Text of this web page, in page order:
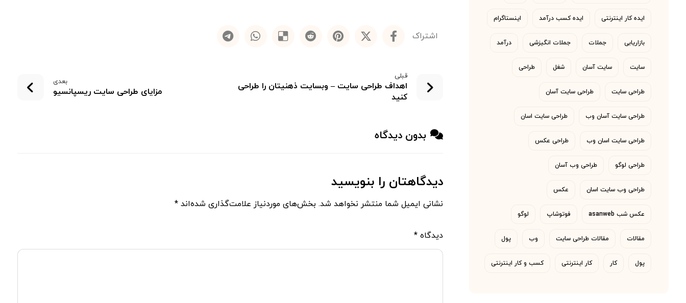
قبلی
اهداف طراحی سایت – وبسایت ذهنیتان را طراحی
کنید
بعدی
مزایای طراحی سایت ریسپانسیو
بدون دیدگاه
دیدگاهتان را بنویسید
نشانی ایمیل شما منتشر نخواهد شد. بخش‌های موردنیاز علامت‌گذاری شده‌اند*
دیدگاه*
ایده کار اینترنتی ایده کسب درآمد اینستاگرام
بازاریابی جملات جملات انگیزشی درآمد
سایت سایت آسان شغل طراحی
طراحی سایت طراحی سایت آسان
طراحی سایت آسان وب طراحی سایت اسان
طراحی سایت اسان وب طراحی عکس
طراحی لوگو طراحی وب آسان
طراحی وب سایت اسان عکس
عکس شب asanweb فوتوشاپ لوگو
مقالات مقالات طراحی سایت وب پول
پول کار کار اینترنتی کسب و کار اینترنتی